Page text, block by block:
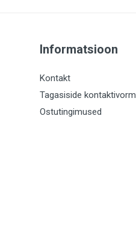
Informatsioon
Kontakt
Tagasiside kontaktivorm
Ostutingimused